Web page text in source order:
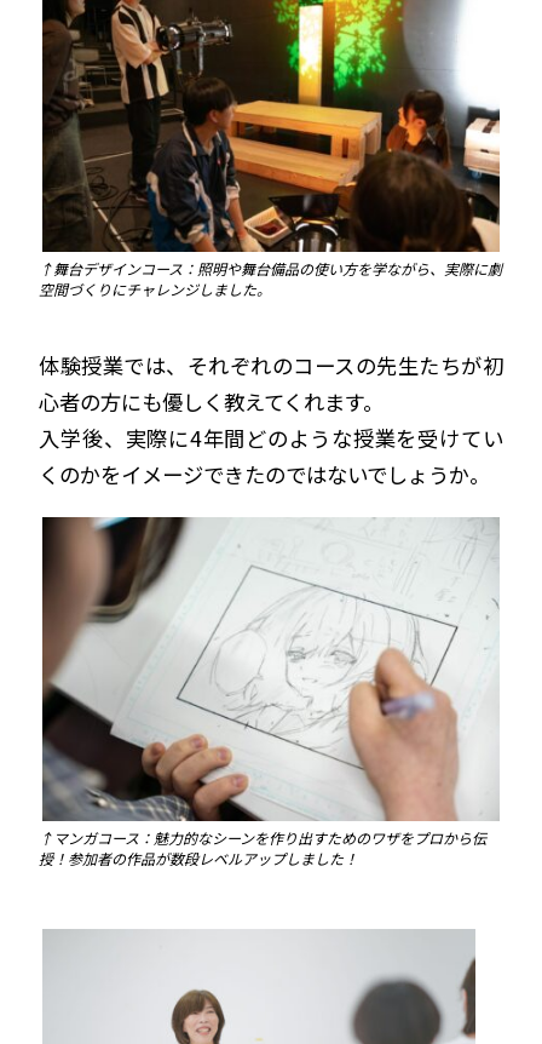
↑舞台デザインコース：照明や舞台備品の使い方を学ながら、実際に劇
空間づくりにチャレンジしました。
体験授業では、それぞれのコースの先生たちが初
心者の方にも優しく教えてくれます。
入学後、実際に4年間どのような授業を受けてい
くのかをイメージできたのではないでしょうか。
↑マンガコース：魅力的なシーンを作り出すためのワザをプロから伝
授！参加者の作品が数段レベルアップしました！